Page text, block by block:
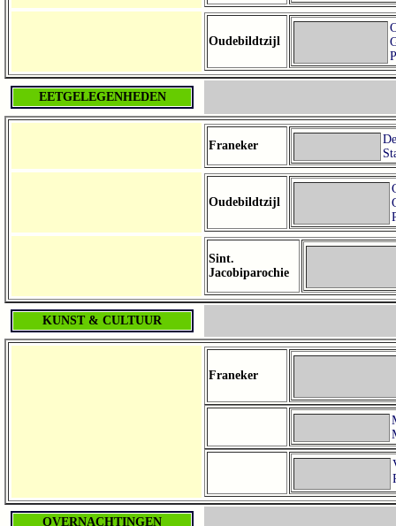
Oudebildtzijl
EETGELEGENHEDEN
Franeker
De
Oudebildtzijl
Sint.
Jacobiparochie
KUNST & CULTUUR
Franeker
OVERNACHTINGEN